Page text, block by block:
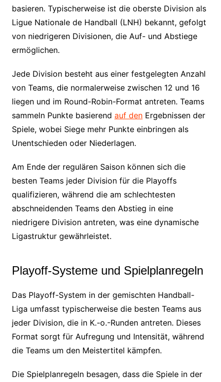
basieren. Typischerweise ist die oberste Division als
Ligue Nationale de Handball (LNH) bekannt, gefolgt
von niedrigeren Divisionen, die Auf- und Abstiege
ermöglichen.
Jede Division besteht aus einer festgelegten Anzahl
von Teams, die normalerweise zwischen 12 und 16
liegen und im Round-Robin-Format antreten. Teams
sammeln Punkte basierend auf denErgebnissen der
Spiele, wobei Siege mehr Punkte einbringen als
Unentschieden oder Niederlagen.
Am Ende der regulären Saison können sich die
besten Teams jeder Division für die Playoffs
qualifizieren, während die am schlechtesten
abschneidenden Teams den Abstieg in eine
niedrigere Division antreten, was eine dynamische
Ligastruktur gewährleistet.
Playoff-Systeme und Spielplanregeln
Das Playoff-System in der gemischten Handball-
Liga umfasst typischerweise die besten Teams aus
jeder Division, die in K.-o.-Runden antreten. Dieses
Format sorgt für Aufregung und Intensität, während
die Teams um den Meistertitel kämpfen.
Die Spielplanregeln besagen, dass die Spiele in der